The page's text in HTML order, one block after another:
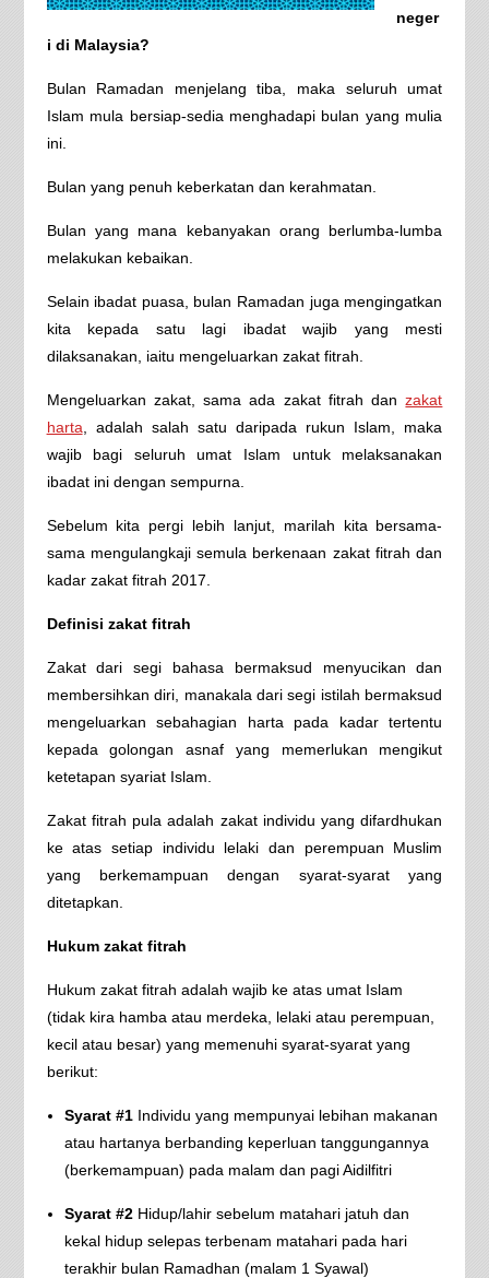
neger
i di Malaysia?
Bulan Ramadan menjelang tiba, maka seluruh umat
Islam mula bersiap-sedia menghadapi bulan yang mulia
ini.
Bulan yang penuh keberkatan dan kerahmatan.
Bulan yang mana kebanyakan orang berlumba-lumba
melakukan kebaikan.
Selain ibadat puasa, bulan Ramadan juga mengingatkan
kita kepada satu lagi ibadat wajib yang mesti
dilaksanakan, iaitu mengeluarkan zakat fitrah.
Mengeluarkan zakat, sama ada zakat fitrah danzakat
harta , adalah salah satu daripada rukun Islam, maka
wajib bagi seluruh umat Islam untuk melaksanakan
ibadat ini dengan sempurna.
Sebelum kita pergi lebih lanjut, marilah kita bersama-
sama mengulangkaji semula berkenaan zakat fitrah dan
kadar zakat fitrah 2017.
Definisi zakat fitrah
Zakat dari segi bahasa bermaksud menyucikan dan
membersihkan diri, manakala dari segi istilah bermaksud
mengeluarkan sebahagian harta pada kadar tertentu
kepada golongan asnaf yang memerlukan mengikut
ketetapan syariat Islam.
Zakat fitrah pula adalah zakat individu yang difardhukan
ke atas setiap individu lelaki dan perempuan Muslim
yang berkemampuan dengan syarat-syarat yang
ditetapkan.
Hukum zakat fitrah
Hukum zakat fitrah adalah wajib ke atas umat Islam
(tidak kira hamba atau merdeka, lelaki atau perempuan,
kecil atau besar) yang memenuhi syarat-syarat yang
berikut:
Syarat #1Individu yang mempunyai lebihan makanan
atau hartanya berbanding keperluan tanggungannya
(berkemampuan) pada malam dan pagi Aidilfitri
Syarat #2Hidup/lahir sebelum matahari jatuh dan
kekal hidup selepas terbenam matahari pada hari
terakhir bulan Ramadhan (malam 1 Syawal)